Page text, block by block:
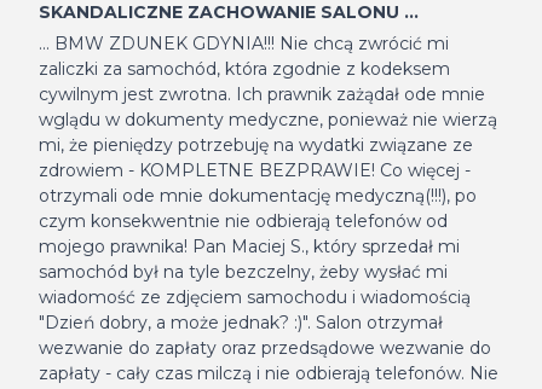
SKANDALICZNE ZACHOWANIE SALONU ...
... BMW ZDUNEK GDYNIA!!! Nie chcą zwrócić mi
zaliczki za samochód, która zgodnie z kodeksem
cywilnym jest zwrotna. Ich prawnik zażądał ode mnie
wglądu w dokumenty medyczne, ponieważ nie wierzą
mi, że pieniędzy potrzebuję na wydatki związane ze
zdrowiem - KOMPLETNE BEZPRAWIE! Co więcej -
otrzymali ode mnie dokumentację medyczną(!!!), po
czym konsekwentnie nie odbierają telefonów od
mojego prawnika! Pan Maciej S., który sprzedał mi
samochód był na tyle bezczelny, żeby wysłać mi
wiadomość ze zdjęciem samochodu i wiadomością
"Dzień dobry, a może jednak? :)". Salon otrzymał
wezwanie do zapłaty oraz przedsądowe wezwanie do
zapłaty - cały czas milczą i nie odbierają telefonów. Nie